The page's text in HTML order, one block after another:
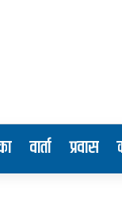
वार्ता प्रवास